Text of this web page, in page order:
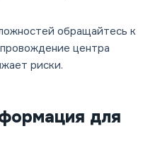
обращайтесь к
центра
риски.
для